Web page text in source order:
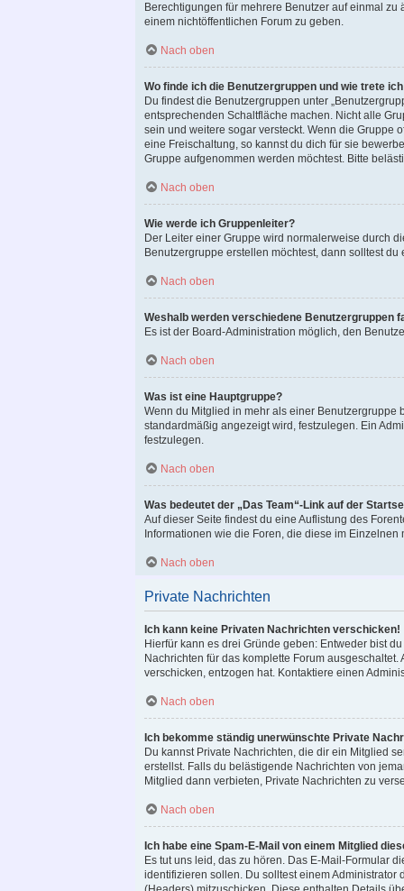
Berechtigungen für mehrere Benutzer auf einmal
einem nichtöffentlichen Forum zu geben.
Nach oben
Wo finde ich die Benutzergruppen und wie trete
Du findest die Benutzergruppen unter
entsprechenden Schaltfläche machen. Nicht alle
sein und weitere sogar versteckt. Wenn die Gruppe
eine Freischaltung, so kannst du dich für sie
Gruppe aufgenommen werden möchtest. Bitte
Nach oben
Wie werde ich Gruppenleiter?
Der Leiter einer Gruppe wird normalerweise durch
Benutzergruppe erstellen möchtest, dann solltest
Nach oben
Weshalb werden verschiedene Benutzergruppen
Es ist der Board-Administration möglich, den
Nach oben
Was ist eine Hauptgruppe?
Wenn du Mitglied in mehr als einer
standardmäßig angezeigt wird, festzulegen. Ein
festzulegen.
Nach oben
Was bedeutet der „Das Team“-Link auf der
Auf dieser Seite findest du eine Auflistung des
Informationen wie die Foren, die diese im Einzelnen
Nach oben
Private Nachrichten
Ich kann keine Privaten Nachrichten verschicken!
Hierfür kann es drei Gründe geben: Entweder bist
Nachrichten für das komplette Forum
verschicken, entzogen hat. Kontaktiere einen
Nach oben
Ich bekomme ständig unerwünschte Private
Du kannst Private Nachrichten, die dir ein Mitglied
erstellst. Falls du belästigende Nachrichten von
Mitglied dann verbieten, Private Nachrichten zu
Nach oben
Ich habe eine Spam-E-Mail von einem Mitglied
Es tut uns leid, das zu hören. Das E-Mail-Formular
identifizieren sollen. Du solltest einem